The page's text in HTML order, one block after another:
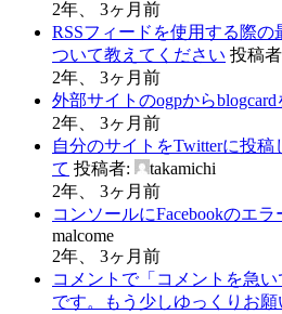
2年、 3ヶ月前
RSSフィードを使用する際
ついて教えてください 投稿
2年、 3ヶ月前
外部サイトのogpからblogcard
2年、 3ヶ月前
自分のサイトをTwitterに投
て 投稿者:
takamichi
2年、 3ヶ月前
コンソールにFacebookのエラ
malcome
2年、 3ヶ月前
コメントで「コメントを急
です。もう少しゆっくりお